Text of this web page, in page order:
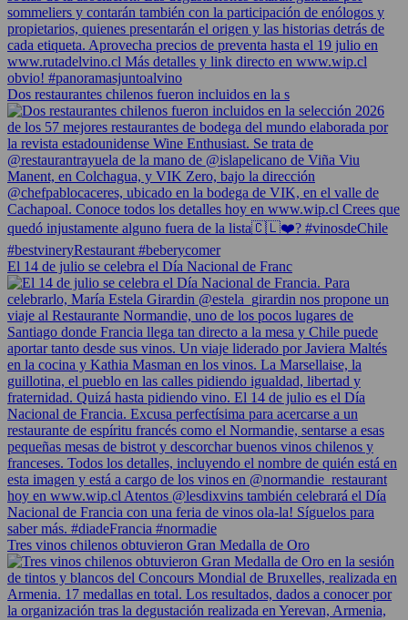
Dos restaurantes chilenos fueron incluidos en la s
El 14 de julio se celebra el Día Nacional de Franc
Tres vinos chilenos obtuvieron Gran Medalla de Oro